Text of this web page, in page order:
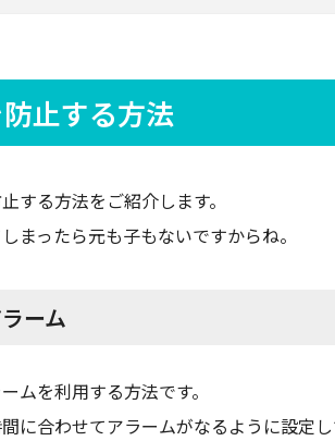
止する方法
する方法をご紹介します。
まったら元も子もないですからね。
ーム
ムを利用する方法です。
に合わせてアラームがなるように設定